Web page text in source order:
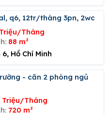
q6, 12tr/tháng 3pn, 2wc
Tháng
88 m²
Hồ Chí Minh
Triệu/Tháng
720 m²